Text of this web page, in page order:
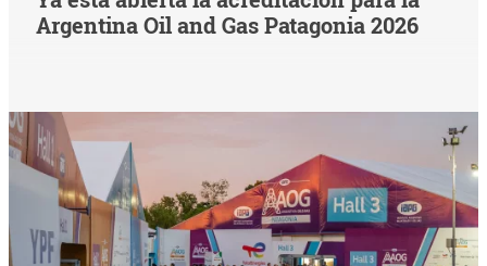
Argentina Oil and Gas Patagonia 2026